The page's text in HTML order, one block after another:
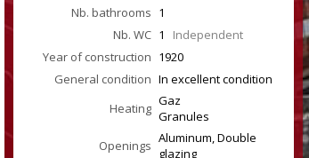
Nb. bathrooms 1
Nb. WC 1 Independent
Year of construction 1920
General condition In excellent condition
Heating Gaz
Granules
Openings Aluminum, Double
glazing